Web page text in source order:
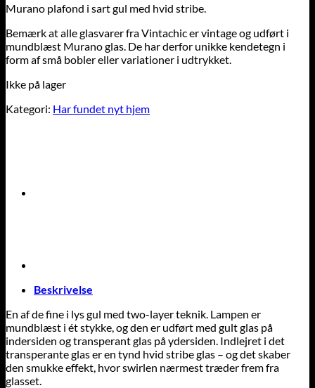
Murano plafond i sart gul med hvid stribe.
Bemærk at alle glasvarer fra Vintachic er vintage og udført i
mundblæst Murano glas. De har derfor unikke kendetegn i
form af små bobler eller variationer i udtrykket.
Ikke på lager
Kategori: Har fundet nyt hjem
Beskrivelse
En af de fine i lys gul med two-layer teknik. Lampen er
mundblæst i ét stykke, og den er udført med gult glas på
indersiden og transperant glas på ydersiden. Indlejret i det
transperante glas er en tynd hvid stribe glas – og det skaber
den smukke effekt, hvor swirlen nærmest træder frem fra
glasset.